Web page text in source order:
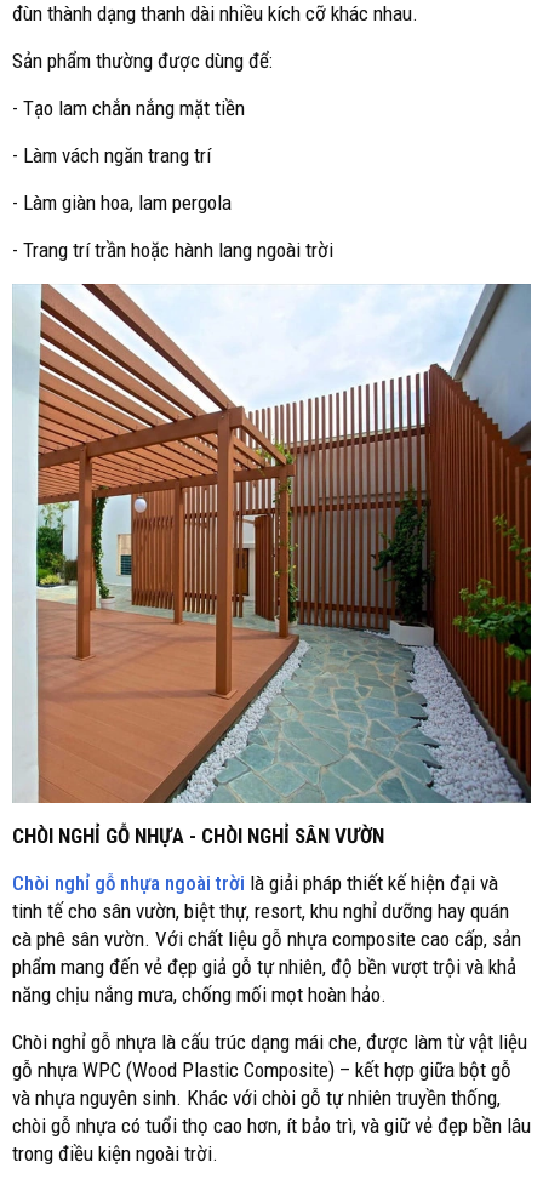
đùn thành dạng thanh dài nhiều kích cỡ khác nhau.
Sản phẩm thường được dùng để:
- Tạo lam chắn nắng mặt tiền
- Làm vách ngăn trang trí
- Làm giàn hoa, lam pergola
- Trang trí trần hoặc hành lang ngoài trời
CHÒI NGHỈ GỖ NHỰA - CHÒI NGHỈ SÂN VƯỜN
Chòi nghỉ gỗ nhựa ngoài trời là giải pháp thiết kế hiện đại và
tinh tế cho sân vườn, biệt thự, resort, khu nghỉ dưỡng hay quán
cà phê sân vườn. Với chất liệu gỗ nhựa composite cao cấp, sản
phẩm mang đến vẻ đẹp giả gỗ tự nhiên, độ bền vượt trội và khả
năng chịu nắng mưa, chống mối mọt hoàn hảo.
Chòi nghỉ gỗ nhựa là cấu trúc dạng mái che, được làm từ vật liệu
gỗ nhựa WPC (Wood Plastic Composite) – kết hợp giữa bột gỗ
và nhựa nguyên sinh. Khác với chòi gỗ tự nhiên truyền thống,
chòi gỗ nhựa có tuổi thọ cao hơn, ít bảo trì, và giữ vẻ đẹp bền lâu
trong điều kiện ngoài trời.